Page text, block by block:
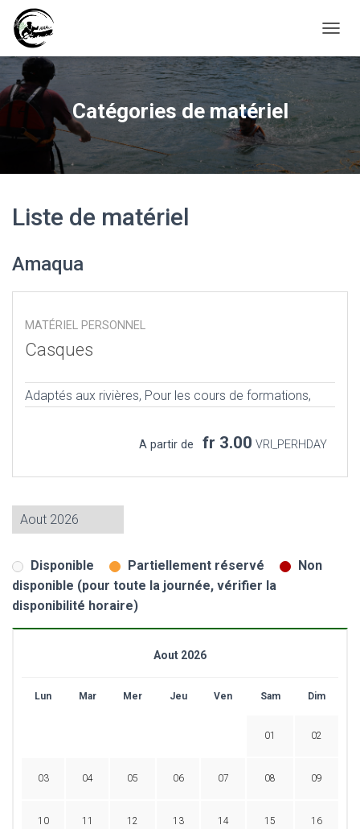
É
P
I
E
R
Catégories de matériel
Liste de matériel
Amaqua
MATÉRIEL PERSONNEL
Casques
Adaptés aux rivières, Pour les cours de formations,
A partir de fr 3.00 VRI_PERHDAY
Disponible Partiellement réservé
Non
disponible (pour toute la journée, vérifier la
disponibilité horaire)
Aout 2026
Lun Mar Mer Jeu Ven Sam Dim
01 02
03 04 05 06 07 08 09
10 11 12 13 14 15 16